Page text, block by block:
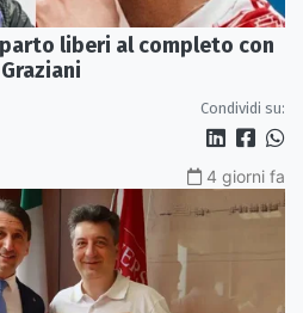
liberi al completo con
Condividi su:
4 giorni fa